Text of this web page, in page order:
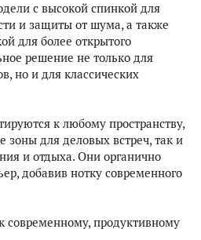
с высокой спинкой для
и защиты от шума, а также
для более открытого
решение не только для
но и для классических
к любому пространству,
зоны для деловых встреч, так и
и отдыха. Они органично
добавив нотку современного
современному, продуктивному